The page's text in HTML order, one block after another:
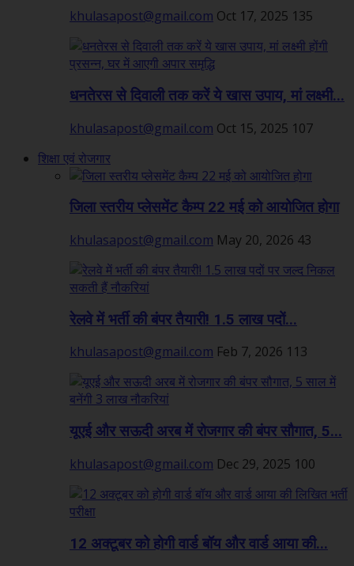
khulasapost@gmail.com Oct 17, 2025 135
धनतेरस से दिवाली तक करें ये खास उपाय, मां लक्ष्मी...
khulasapost@gmail.com Oct 15, 2025 107
शिक्षा एवं रोजगार
जिला स्तरीय प्लेसमेंट कैम्प 22 मई को आयोजित होगा
khulasapost@gmail.com May 20, 2026 43
रेलवे में भर्ती की बंपर तैयारी! 1.5 लाख पदों...
khulasapost@gmail.com Feb 7, 2026 113
यूएई और सऊदी अरब में रोजगार की बंपर सौगात, 5...
khulasapost@gmail.com Dec 29, 2025 100
12 अक्टूबर को होगी वार्ड बॉय और वार्ड आया की...